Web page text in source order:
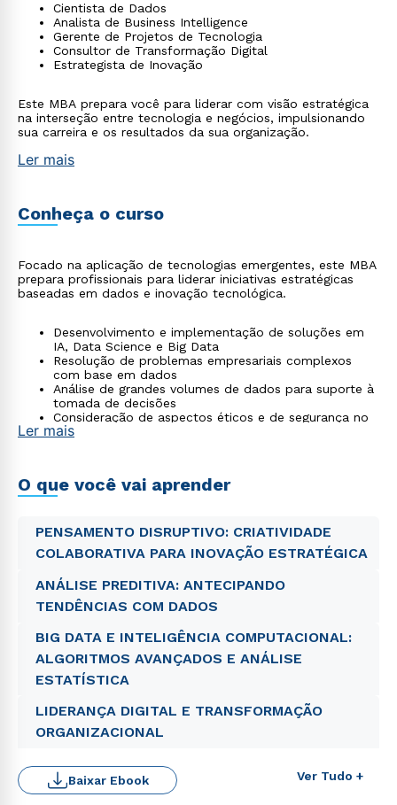
Cientista de Dados
Analista de Business Intelligence
Gerente de Projetos de Tecnologia
Consultor de Transformação Digital
Estrategista de Inovação
Este MBA prepara você para liderar com visão estratégica
na interseção entre tecnologia e negócios, impulsionando
sua carreira e os resultados da sua organização.
Ler mais
Conheça o curso
Focado na aplicação de tecnologias emergentes, este MBA
prepara profissionais para liderar iniciativas estratégicas
baseadas em dados e inovação tecnológica.
Desenvolvimento e implementação de soluções em
IA, Data Science e Big Data
Resolução de problemas empresariais complexos
com base em dados
Análise de grandes volumes de dados para suporte à
tomada de decisões
Consideração de aspectos éticos e de segurança no
uso da tecnologia
Ler mais
O que você vai aprender
PENSAMENTO DISRUPTIVO: CRIATIVIDADE
COLABORATIVA PARA INOVAÇÃO ESTRATÉGICA
ANÁLISE PREDITIVA: ANTECIPANDO
TENDÊNCIAS COM DADOS
BIG DATA E INTELIGÊNCIA COMPUTACIONAL:
ALGORITMOS AVANÇADOS E ANÁLISE
ESTATÍSTICA
LIDERANÇA DIGITAL E TRANSFORMAÇÃO
ORGANIZACIONAL
Ver Tudo +
Baixar Ebook